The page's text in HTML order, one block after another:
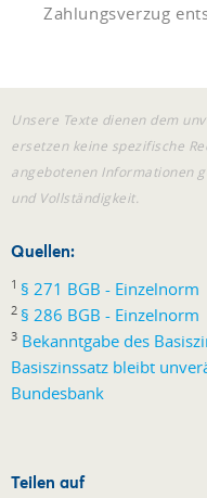
Zahlungsverzug
Unsere Texte dienen dem
ersetzen keine spezifische
angebotenen Informationen
und Vollständigkeit.
Quellen:
1 § 271 BGB - Einzelnorm
2 § 286 BGB - Einzelnorm
3 Bekanntgabe des
Basiszinssatz bleibt
Bundesbank
Teilen auf